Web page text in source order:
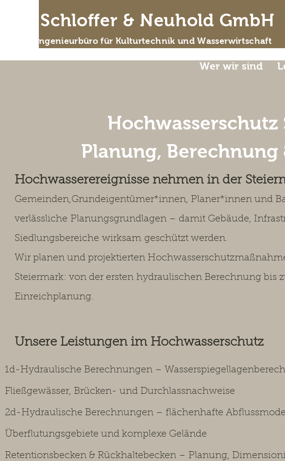
IB Schloffer & Neuhold GmbH
Das Ingenieurbüro für Kulturtechnik und Wasserwirtschaft
Wer wir sind
Hochwasserereignisse nehmen in der
Gemeinden,Grundeigentümer*innen, Planer*innen und
verlässliche Planungsgrundlagen – damit Gebäude,
Siedlungsbereiche wirksam geschützt werden.
Wir planen und projektierten
Steiermark: von der ersten hydraulischen Berechnung bis
Einreichplanung.
Hochwasserschutz
Planung, Berechnung
Unsere Leistungen im Hochwasserschutz
1d-Hydraulische Berechnungen –
Fließgewässer, Brücken- und Durchlassnachweise
2d-Hydraulische Berechnungen – flächenhafte
Überflutungsgebiete und komplexe Gelände
Retentionsbecken & Rückhaltebecken – Planung,